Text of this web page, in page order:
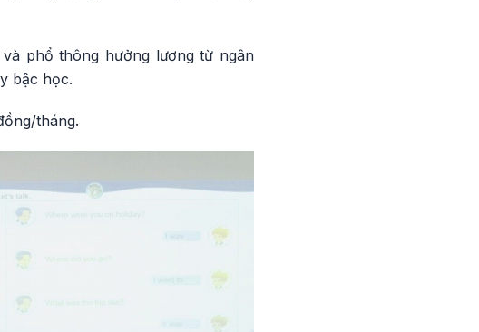
phổ thông hưởng lương từ ngân
bậc học.
tháng.